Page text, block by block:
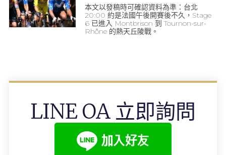
本文以發稿時可確認資料為準：台北
20:00 約是法國午後開賽後不久，Stage
6 已進入 Montbrison 到 Tournon-sur-
Rhône 的熱天丘陵戰。
LINE OA 立即詢問